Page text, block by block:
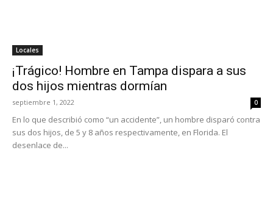
Locales
¡Trágico! Hombre en Tampa dispara a sus
dos hijos mientras dormían
septiembre 1, 2022 0
En lo que describió como “un accidente”, un hombre disparó contra
sus dos hijos, de 5 y 8 años respectivamente, en Florida. El
desenlace de...